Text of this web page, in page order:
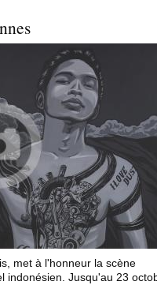
met à l'honneur la scène
indonésien. Jusqu'au 23